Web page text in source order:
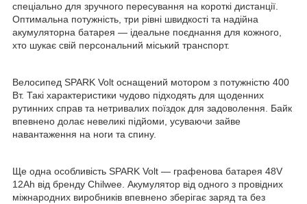
спеціально для зручного пересування на короткі дистанції.
Оптимальна потужність, три рівні швидкості та надійна
акумуляторна батарея — ідеальне поєднання для кожного,
хто шукає свій персональний міський транспорт.
Велосипед SPARK Volt оснащений мотором з потужністю 400
Вт. Такі характеристики чудово підходять для щоденних
рутинних справ та нетривалих поїздок для задоволення. Байк
впевнено долає невеликі підйоми, усуваючи зайве
навантаження на ноги та спину.
Ще одна особливість SPARK Volt — графенова батарея 48V
12Ah від бренду Chilwee. Акумулятор від одного з провідних
міжнародних виробників впевнено зберігає заряд та без